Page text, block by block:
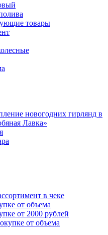
товары
новогодних гирлянд в
Лавка»
в чеке
от объема
от 2000 рублей
от объема